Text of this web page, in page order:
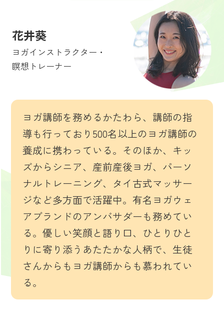
花井葵
ヨガインストラクター・
瞑想トレーナー
ヨガ講師を務めるかたわら、講師の指
導も行っており500名以上のヨガ講師の
養成に携わっている。そのほか、キッ
ズからシニア、産前産後ヨガ、パーソ
ナルトレーニング、タイ古式マッサー
ジなど多方面で活躍中。有名ヨガウェ
アブランドのアンバサダーも務めてい
る。優しい笑顔と語り口、ひとりひと
りに寄り添うあたたかな人柄で、生徒
さんからもヨガ講師からも慕われてい
る。